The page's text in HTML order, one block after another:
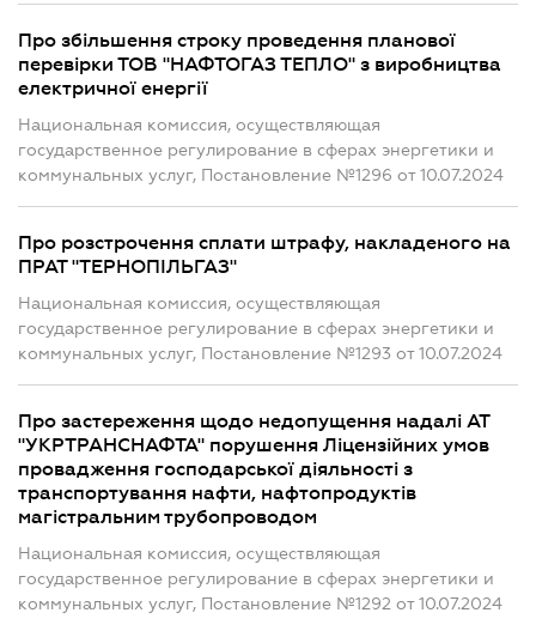
Про збільшення строку проведення планової
перевірки ТОВ "НАФТОГАЗ ТЕПЛО" з виробництва
електричної енергії
Национальная комиссия, осуществляющая
государственное регулирование в сферах энергетики и
коммунальных услуг, Постановление №1296 от 10.07.2024
Про розстрочення сплати штрафу, накладеного на
ПРАТ "ТЕРНОПІЛЬГАЗ"
Национальная комиссия, осуществляющая
государственное регулирование в сферах энергетики и
коммунальных услуг, Постановление №1293 от 10.07.2024
Про застереження щодо недопущення надалі АТ
"УКРТРАНСНАФТА" порушення Ліцензійних умов
провадження господарської діяльності з
транспортування нафти, нафтопродуктів
магістральним трубопроводом
Национальная комиссия, осуществляющая
государственное регулирование в сферах энергетики и
коммунальных услуг, Постановление №1292 от 10.07.2024